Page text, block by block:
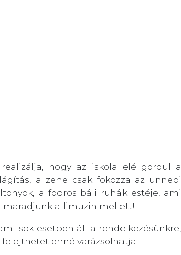
hogy az iskola elé gördül a
a zene csak fokozza az ünnepi
a fodros báli ruhák estéje, ami
maradjunk a limuzin mellett!
sok esetben áll a rendelkezésünkre,
varázsolhatja.